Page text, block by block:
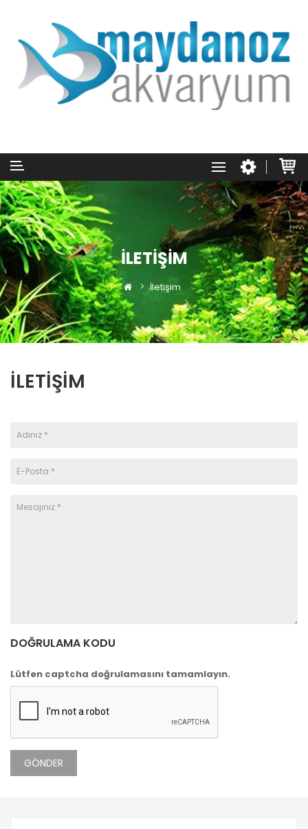
İLETIŞIM
İletişim
İLETIŞIM
DOĞRULAMA KODU
Lütfen captcha doğrulamasını tamamlayın.
GÖNDER